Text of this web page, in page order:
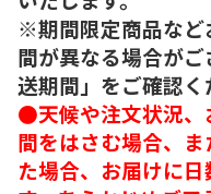
※期間限定商品など
間が異なる場合が
送期間」をご確認く
●天候や注文状況、
間をはさむ場合、
た場合、お届けに